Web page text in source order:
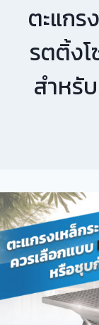
ตะแกร
รตติ้ง
สำหรั